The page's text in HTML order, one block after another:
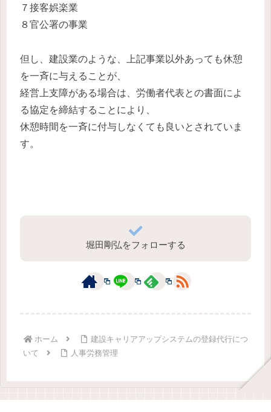
７接客娯楽業
８官公署の事業
但し、建設業のような、上記事業以外あっても休憩
を一斉に与えることが、
経営上支障がある場合は、労働者代表との書面によ
る協定を締結することにより、
休憩時間を一斉に付与しなくても良いとされていま
す。
堀田剛弘をフォローする
ホーム
建設キャリアアップシステムの登録代行につ
いて
人事労務管理